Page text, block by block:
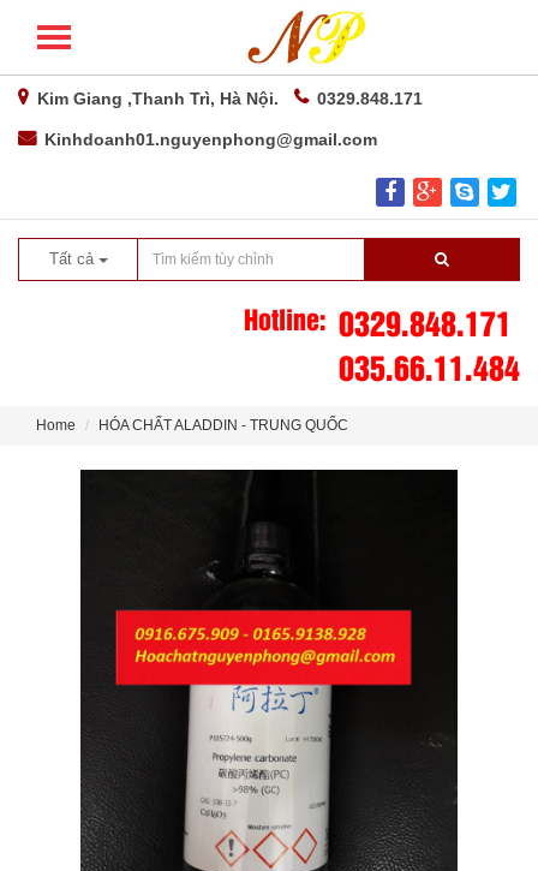
Kim Giang ,Thanh Trì, Hà Nội. 0329.848.171
Kinhdoanh01.nguyenphong@gmail.com
Tất cả
Hotline: 0329.848.171
035.66.11.484
Home HÓA CHẤT ALADDIN - TRUNG QUỐC